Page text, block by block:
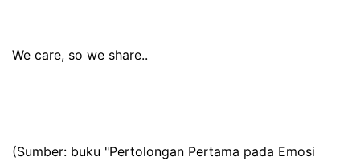
We care, so we share..
(Sumber: buku "Pertolongan Pertama pada Emosi